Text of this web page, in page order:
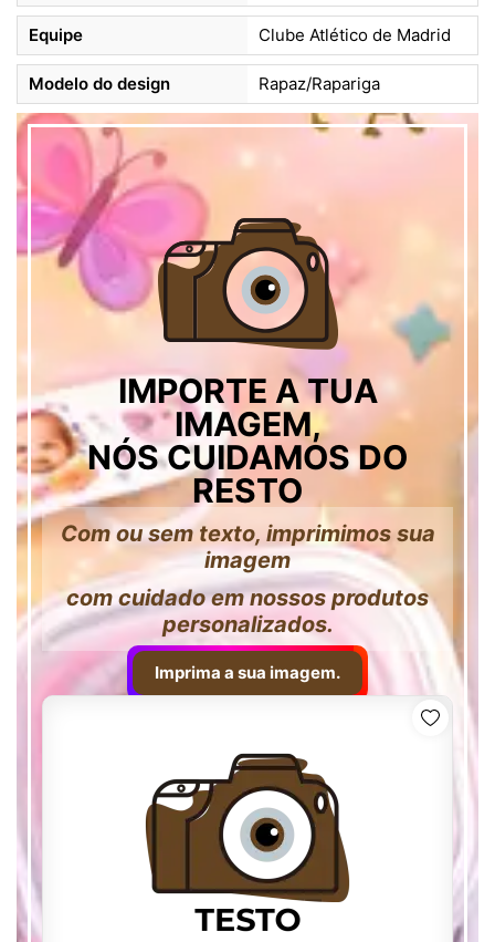
Equipe Clube Atlético de Madrid
Modelo do design Rapaz/Rapariga
IMPORTE A TUA
IMAGEM,
NÓS CUIDAMOS DO
RESTO
Com ou sem texto, imprimimos sua
imagem
com cuidado em nossos produtos
personalizados.
Imprima a sua imagem.